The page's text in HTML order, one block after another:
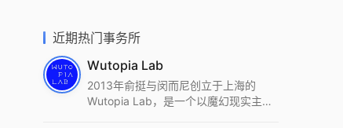
近期热门事务所
Wutopia Lab
2013年俞挺与闵而尼创立于上海的
Wutopia Lab，是一个以魔幻现实主